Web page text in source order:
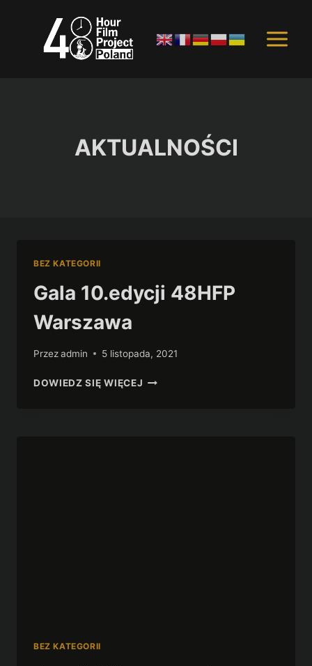
AKTUALNOŚCI
BEZ KATEGORII
Gala 10.edycji 48HFP
Warszawa
Przezadmin 5 listopada, 2021
DOWIEDZ SIĘ WIĘCEJ GALA
BEZ KATEGORII